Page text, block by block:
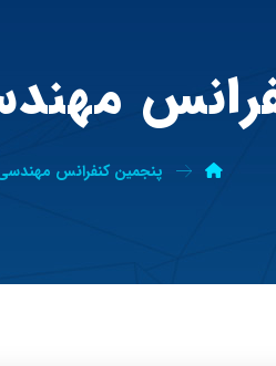
پنجمین کنفرانس